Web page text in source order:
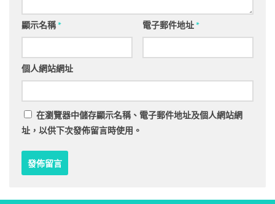
顯示名稱* 電子郵件地址*
個人網站網址
在瀏覽器中儲存顯示名稱、電子郵件地址及個人網站網
址，以供下次發佈留言時使用。